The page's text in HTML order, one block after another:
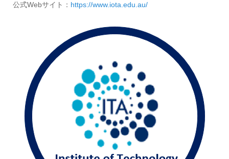
公式Webサイト： https://www.iota.edu.au/